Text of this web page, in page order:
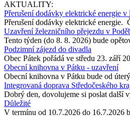
AKTUALITY:
Přerušení dodávky elektrické energie v
Přerušení dodávky elektrické energie.
Uzavření železničního přejezdu v
Tento týden (do 8. 8. 2026) bude
Podzimní zájezd do divadla
Obec Pátek pořádá ve středu 23. září
Obecní knihovna v Pátku - uzavření
Obecní knihovna v Pátku bude od
Integrovaná doprava Středočeského
Dobrý den, dovolujeme si poslat další
Důležité
V termínu od 10.7.2026 do 16.7.2026